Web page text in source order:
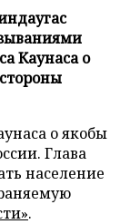
Каунаса о
о якобы
Глава
население
.